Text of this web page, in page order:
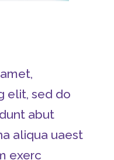
elit, sed do
abut
aliqua uaest
exerc